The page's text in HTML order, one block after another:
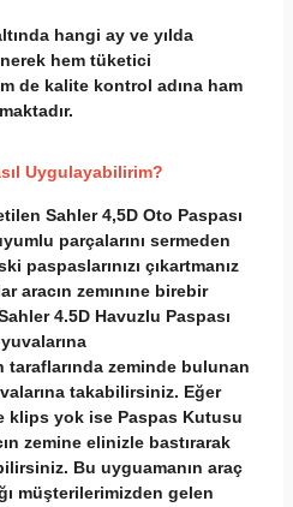
hangi ay ve yılda
hem tüketici
de kalite kontrol adına ham
Uygulayabilirim?
Sahler 4,5D Oto Paspası
parçalarını sermeden
paspaslarınızı çıkartmanız
aracın zemınıne birebir
4.5D Havuzlu Paspası
taraflarında zeminde bulunan
takabilirsiniz. Eğer
klips yok ise Paspas Kutusu
zemine elinizle bastırarak
Bu uyguamanın araç
müşterilerimizden gelen